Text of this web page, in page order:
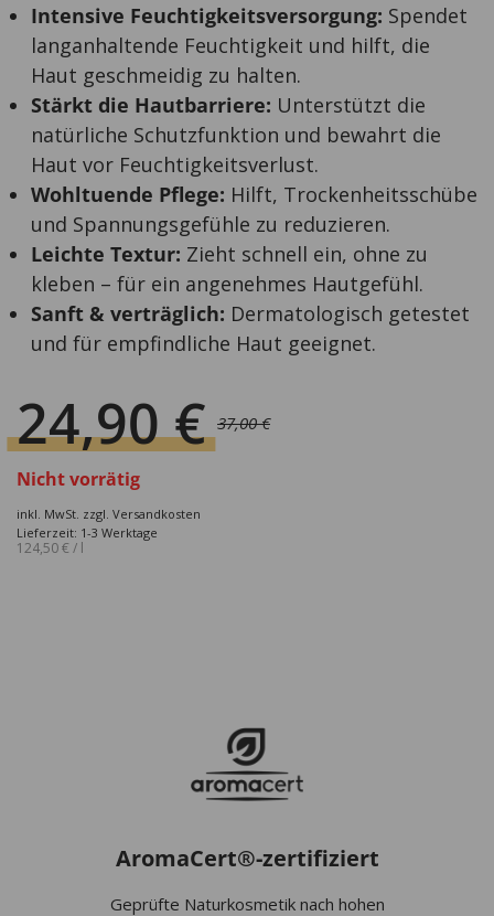
Intensive Feuchtigkeitsversorgung: Spendet
langanhaltende Feuchtigkeit und hilft, die
Haut geschmeidig zu halten.
Stärkt die Hautbarriere: Unterstützt die
natürliche Schutzfunktion und bewahrt die
Haut vor Feuchtigkeitsverlust.
Wohltuende Pflege: Hilft, Trockenheitsschübe
und Spannungsgefühle zu reduzieren.
Leichte Textur: Zieht schnell ein, ohne zu
kleben – für ein angenehmes Hautgefühl.
Sanft & verträglich: Dermatologisch getestet
und für empfindliche Haut geeignet.
37,00€
Ursprünglicher
Preis
war:
37,00 €
24,90€
Aktueller
Preis
ist:
24,90 €.
Nicht vorrätig
inkl. MwSt. zzgl. Versandkosten
Lieferzeit: 1-3 Werktage
124,50€ / l
AromaCert®-zertifiziert
Geprüfte Naturkosmetik nach hohen